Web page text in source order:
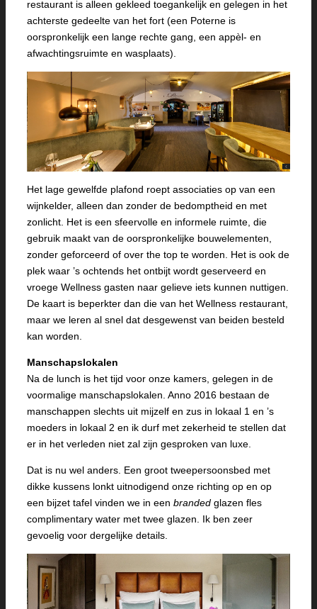
restaurant is alleen gekleed toegankelijk en gelegen in het
achterste gedeelte van het fort (een Poterne is
oorspronkelijk een lange rechte gang, een appèl- en
afwachtingsruimte en wasplaats).
Het lage gewelfde plafond roept associaties op van een
wijnkelder, alleen dan zonder de bedomptheid en met
zonlicht. Het is een sfeervolle en informele ruimte, die
gebruik maakt van de oorspronkelijke bouwelementen,
zonder geforceerd of over the top te worden. Het is ook de
plek waar ’s ochtends het ontbijt wordt geserveerd en
vroege Wellness gasten naar gelieve iets kunnen nuttigen.
De kaart is beperkter dan die van het Wellness restaurant,
maar we leren al snel dat desgewenst van beiden besteld
kan worden.
Manschapslokalen
Na de lunch is het tijd voor onze kamers, gelegen in de
voormalige manschapslokalen. Anno 2016 bestaan de
manschappen slechts uit mijzelf en zus in lokaal 1 en ’s
moeders in lokaal 2 en ik durf met zekerheid te stellen dat
er in het verleden niet zal zijn gesproken van luxe.
Dat is nu wel anders. Een groot tweepersoonsbed met
dikke kussens lonkt uitnodigend onze richting op en op
een bijzet tafel vinden we in een branded glazen fles
complimentary water met twee glazen. Ik ben zeer
gevoelig voor dergelijke details.